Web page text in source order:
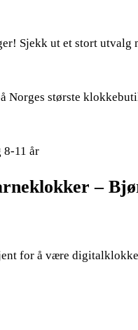
Sjekk ut et stort utvalg
Norges største
11 år
–
for å være